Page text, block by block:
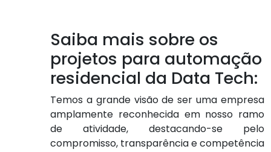
Saiba mais sobre os
projetos para automação
residencial da Data Tech:
Temos a grande visão de ser uma empresa
amplamente reconhecida em nosso ramo
de atividade, destacando-se pelo
compromisso, transparência e competência